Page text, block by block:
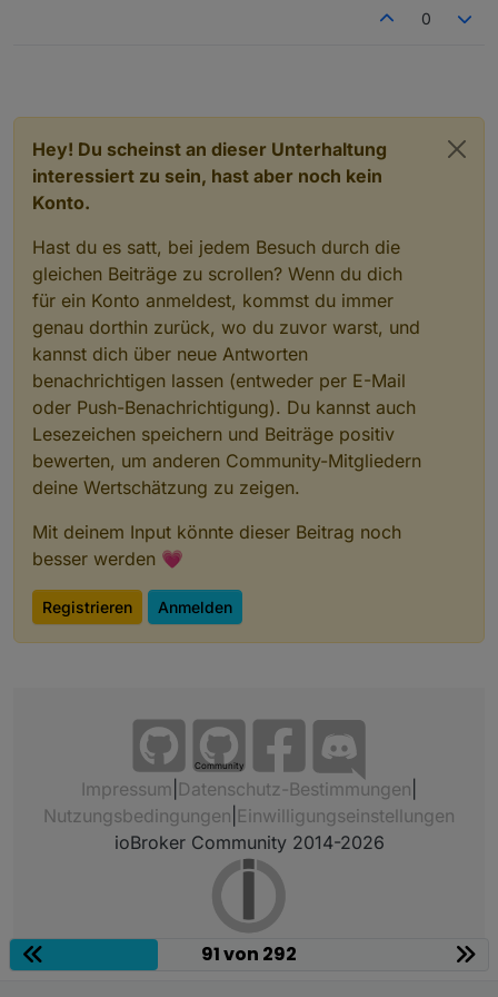
0
Hey! Du scheinst an dieser Unterhaltung
interessiert zu sein, hast aber noch kein
Konto.
Hast du es satt, bei jedem Besuch durch die
gleichen Beiträge zu scrollen? Wenn du dich
für ein Konto anmeldest, kommst du immer
genau dorthin zurück, wo du zuvor warst, und
kannst dich über neue Antworten
benachrichtigen lassen (entweder per E-Mail
oder Push-Benachrichtigung). Du kannst auch
Lesezeichen speichern und Beiträge positiv
bewerten, um anderen Community-Mitgliedern
deine Wertschätzung zu zeigen.
Mit deinem Input könnte dieser Beitrag noch
besser werden 💗
Registrieren Anmelden
Community
Impressum Datenschutz-Bestimmungen
Nutzungsbedingungen Einwilligungseinstellungen
ioBroker Community 2014-2026
91 von 292